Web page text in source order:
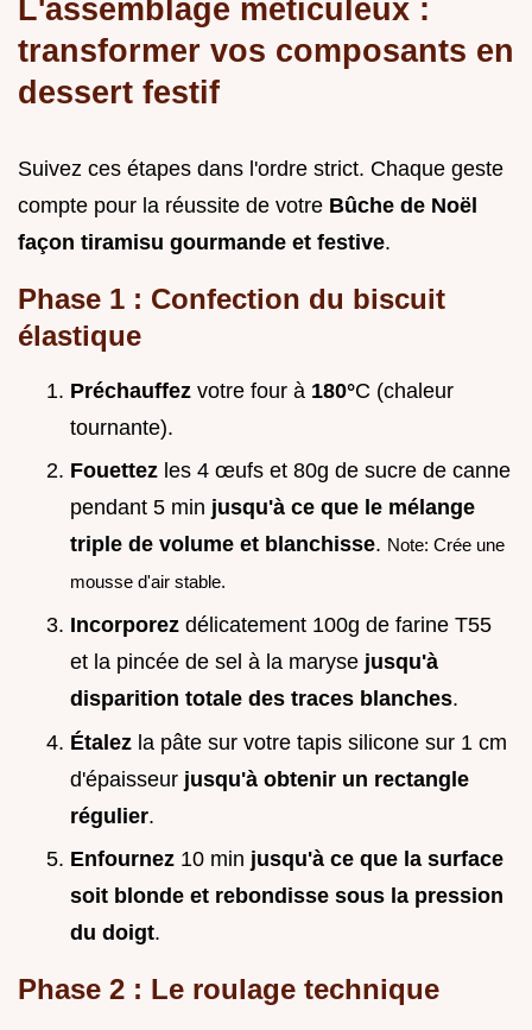
L'assemblage méticuleux :
transformer vos composants en
dessert festif
Suivez ces étapes dans l'ordre strict. Chaque geste
compte pour la réussite de votre Bûche de Noël
façon tiramisu gourmande et festive.
Phase 1 : Confection du biscuit
élastique
Préchauffez votre four à 180°C (chaleur
tournante).
Fouettez les 4 œufs et 80g de sucre de canne
pendant 5 min jusqu'à ce que le mélange
triple de volume et blanchisse. Note: Crée une
mousse d'air stable.
Incorporez délicatement 100g de farine T55
et la pincée de sel à la maryse jusqu'à
disparition totale des traces blanches.
Étalez la pâte sur votre tapis silicone sur 1 cm
d'épaisseur jusqu'à obtenir un rectangle
régulier.
Enfournez 10 min jusqu'à ce que la surface
soit blonde et rebondisse sous la pression
du doigt.
Phase 2 : Le roulage technique